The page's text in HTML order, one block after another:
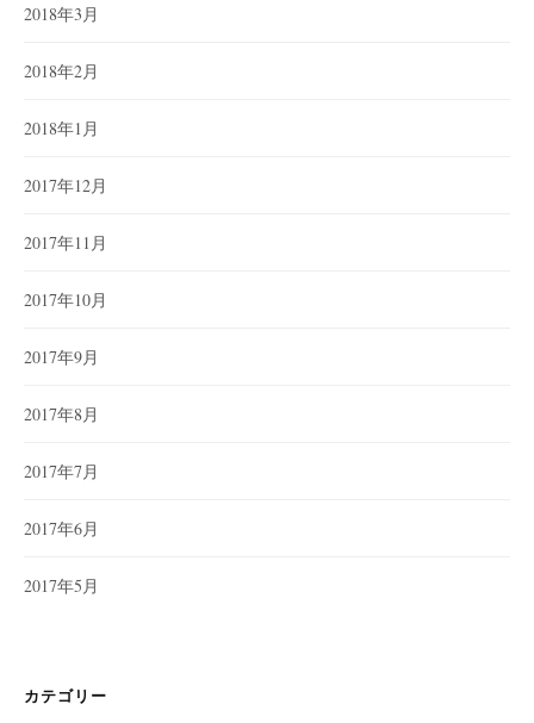
2018年3月
2018年2月
2018年1月
2017年12月
2017年11月
2017年10月
2017年9月
2017年8月
2017年7月
2017年6月
2017年5月
カテゴリー